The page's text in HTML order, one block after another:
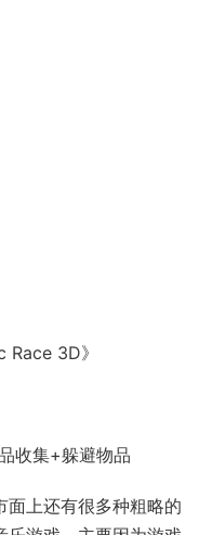
3D》
收集+躲避物品
面上还有很多种粗略的